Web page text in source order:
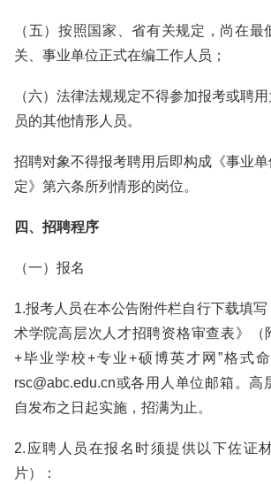
（五）按照国家、省有关规定，尚在
关、事业单位正式在编工作人员；
（六）法律法规规定不得参加报考或聘
员的其他情形人员。
招聘对象不得报考聘用后即构成《事业
定》第六条所列情形的岗位。
四、招聘程序
（一）报名
1.报考人员在本公告附件栏自行下载填
术学院高层次人才招聘资格审查表》（
+毕业学校+专业+硕博英才网”格式
rsc@abc.edu.cn或各用人单位邮箱。高
自发布之日起实施，招满为止。
2.应聘人员在报名时须提供以下佐证
片）：